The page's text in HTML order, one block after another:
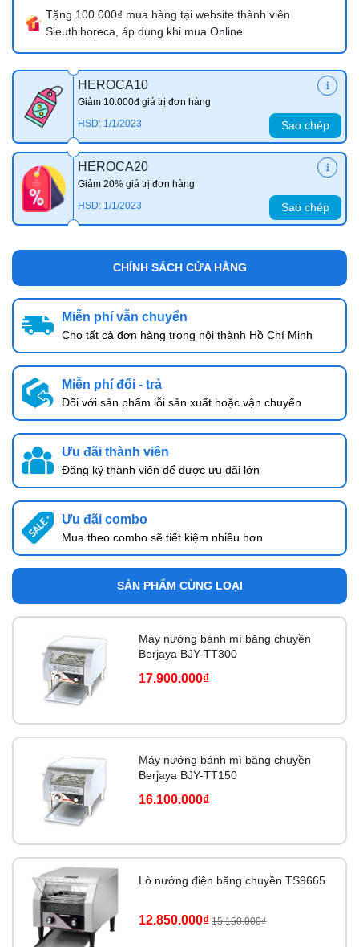
Tặng 100.000₫ mua hàng tại website thành viên
Sieuthihoreca, áp dụng khi mua Online
HEROCA10
Giảm 10.000đ giá trị đơn hàng
HSD: 1/1/2023
Sao chép
HEROCA20
Giảm 20% giá trị đơn hàng
HSD: 1/1/2023
Sao chép
CHÍNH SÁCH CỬA HÀNG
Miễn phí vẫn chuyển
Cho tất cả đơn hàng trong nội thành Hồ Chí Minh
Miễn phí đổi - trả
Đối với sản phẩm lỗi sản xuất hoặc vận chuyển
Ưu đãi thành viên
Đăng ký thành viên để được ưu đãi lớn
Ưu đãi combo
Mua theo combo sẽ tiết kiệm nhiều hơn
SẢN PHẨM CÙNG LOẠI
Máy nướng bánh mì băng chuyền
Berjaya BJY-TT300
17.900.000₫
Máy nướng bánh mì băng chuyền
Berjaya BJY-TT150
16.100.000₫
Lò nướng điện băng chuyền TS9665
12.850.000₫ 15.150.000₫